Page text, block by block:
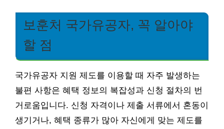
보훈처 국가유공자, 꼭 알아야
할 점
국가유공자 지원 제도를 이용할 때 자주 발생하는
불편 사항은 혜택 정보의 복잡성과 신청 절차의 번
거로움입니다. 신청 자격이나 제출 서류에서 혼동이
생기거나, 혜택 종류가 많아 자신에게 맞는 제도를